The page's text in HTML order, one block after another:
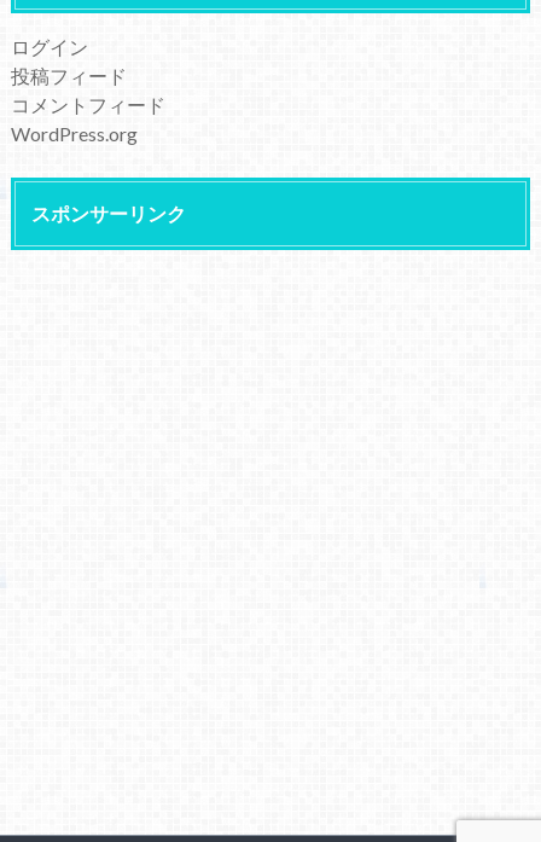
ログイン
投稿フィード
コメントフィード
WordPress.org
スポンサーリンク